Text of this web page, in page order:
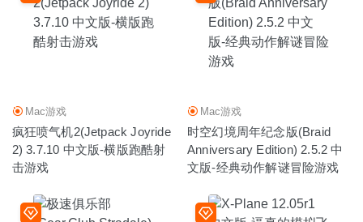
Mac游戏
疯狂喷气机2(Jetpack Joyride
2) 3.7.10 中文版-横版跑酷射
击游戏
Mac游戏
时空幻境周年纪念版(Braid
Anniversary Edition) 2.5.2 中
文版-经典动作解谜冒险游戏